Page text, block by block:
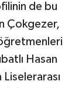
de bu
Çokgezer,
Hasan